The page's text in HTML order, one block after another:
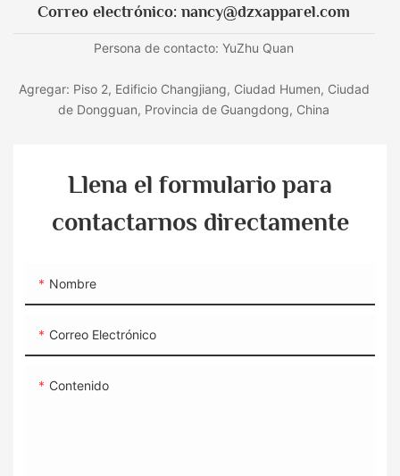
Correo electrónico:nancy@dzxapparel.com
Persona de contacto: YuZhu Quan
Agregar: Piso 2, Edificio Changjiang, Ciudad Humen, Ciudad
de Dongguan, Provincia de Guangdong, China
Llena el formulario para
contactarnos directamente
Nombre
Correo Electrónico
Contenido